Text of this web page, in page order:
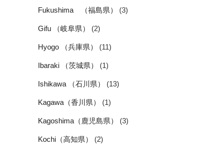
Fukushima （福島県） (3)
Gifu （岐阜県） (2)
Hyogo （兵庫県） (11)
Ibaraki （茨城県） (1)
Ishikawa （石川県） (13)
Kagawa（香川県） (1)
Kagoshima（鹿児島県） (3)
Kochi（高知県） (2)